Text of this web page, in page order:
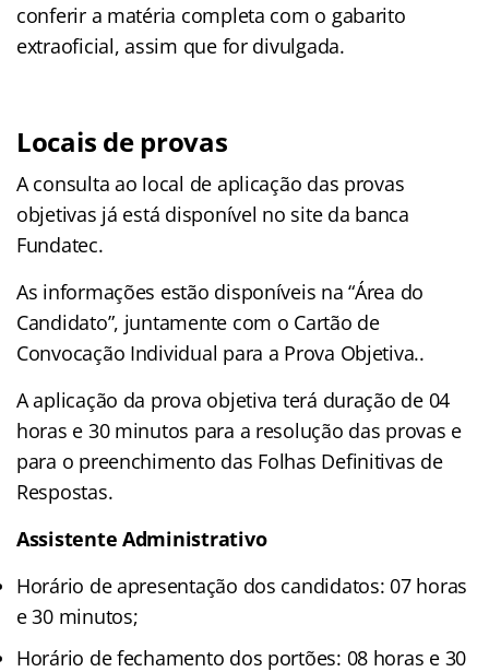
conferir a matéria completa com o gabarito
extraoficial, assim que for divulgada.
Locais de provas
A consulta ao local de aplicação das provas
objetivas já está disponível no site da banca
Fundatec.
As informações estão disponíveis na “Área do
Candidato”, juntamente com o Cartão de
Convocação Individual para a Prova Objetiva..
A aplicação da prova objetiva terá duração de 04
horas e 30 minutos para a resolução das provas e
para o preenchimento das Folhas Definitivas de
Respostas.
Assistente Administrativo
Horário de apresentação dos candidatos: 07 horas
e 30 minutos;
Horário de fechamento dos portões: 08 horas e 30